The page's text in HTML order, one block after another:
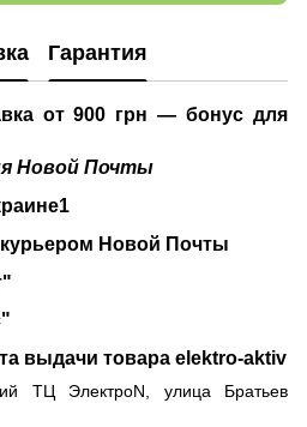
Гарантия
от 900 грн — бонус для
Новой Почты
Новой Почты
выдачи товара elektro-aktiv
ТЦ ЭлектроN, улица Братьев